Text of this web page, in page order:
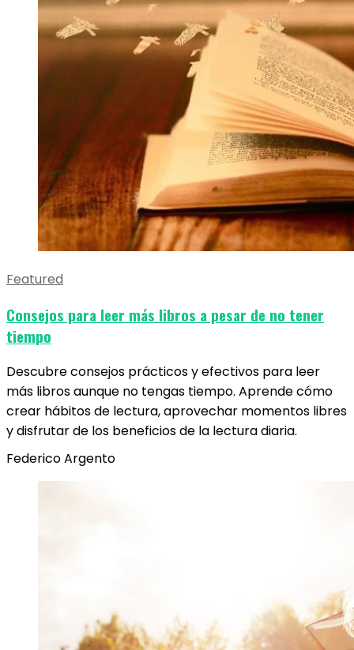
Featured
Consejos para leer más libros a pesar de no tener
tiempo
Descubre consejos prácticos y efectivos para leer
más libros aunque no tengas tiempo. Aprende cómo
crear hábitos de lectura, aprovechar momentos libres
y disfrutar de los beneficios de la lectura diaria.
Federico Argento